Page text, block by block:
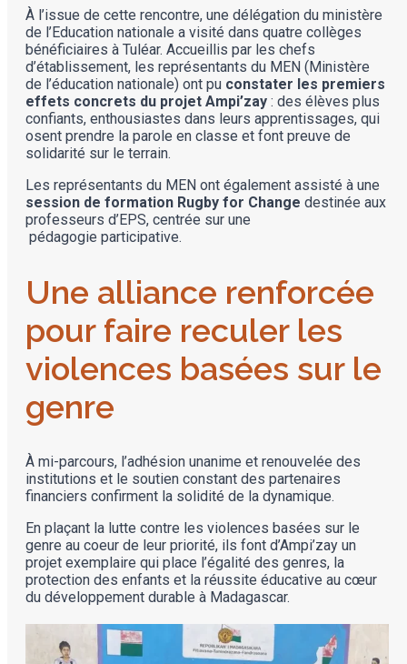
À l’issue de cette rencontre, une délégation du ministère
de l’Education nationale a visité dans quatre collèges
bénéficiaires à Tuléar. Accueillis par les chefs
d’établissement, les représentants du MEN (Ministère
de l’éducation nationale) ont pu constater les premiers
effets concrets du projet Ampi’zay : des élèves plus
confiants, enthousiastes dans leurs apprentissages, qui
osent prendre la parole en classe et font preuve de
solidarité sur le terrain.
Les représentants du MEN ont également assisté à une
session de formation Rugby for Change destinée aux
professeurs d’EPS, centrée sur une
pédagogie participative.
Une alliance renforcée
pour faire reculer les
violences basées sur le
genre
À mi-parcours, l’adhésion unanime et renouvelée des
institutions et le soutien constant des partenaires
financiers confirment la solidité de la dynamique.
En plaçant la lutte contre les violences basées sur le
genre au coeur de leur priorité, ils font d’Ampi’zay un
projet exemplaire qui place l’égalité des genres, la
protection des enfants et la réussite éducative au cœur
du développement durable à Madagascar.